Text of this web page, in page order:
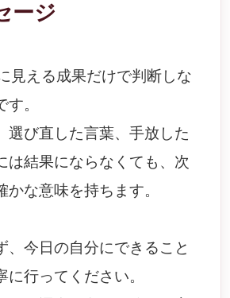
ージ
見える成果だけで判断しな
。
選び直した言葉、手放した
は結果にならなくても、次
かな意味を持ちます。
、今日の自分にできること
に行ってください。